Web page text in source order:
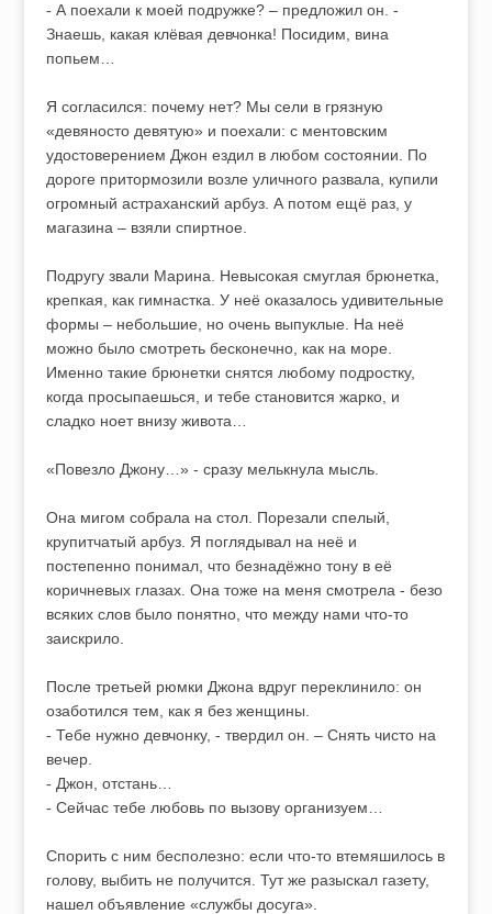
- А поехали к моей подружке? – предложил он. -
Знаешь, какая клёвая девчонка! Посидим, вина
попьем…
Я согласился: почему нет? Мы сели в грязную
«девяносто девятую» и поехали: с ментовским
удостоверением Джон ездил в любом состоянии. По
дороге притормозили возле уличного развала, купили
огромный астраханский арбуз. А потом ещё раз, у
магазина – взяли спиртное.
Подругу звали Марина. Невысокая смуглая брюнетка,
крепкая, как гимнастка. У неё оказалось удивительные
формы – небольшие, но очень выпуклые. На неё
можно было смотреть бесконечно, как на море.
Именно такие брюнетки снятся любому подростку,
когда просыпаешься, и тебе становится жарко, и
сладко ноет внизу живота…
«Повезло Джону…» - сразу мелькнула мысль.
Она мигом собрала на стол. Порезали спелый,
крупитчатый арбуз. Я поглядывал на неё и
постепенно понимал, что безнадёжно тону в её
коричневых глазах. Она тоже на меня смотрела - безо
всяких слов было понятно, что между нами что-то
заискрило.
После третьей рюмки Джона вдруг переклинило: он
озаботился тем, как я без женщины.
- Тебе нужно девчонку, - твердил он. – Снять чисто на
вечер.
- Джон, отстань…
- Сейчас тебе любовь по вызову организуем…
Спорить с ним бесполезно: если что-то втемяшилось в
голову, выбить не получится. Тут же разыскал газету,
нашел объявление «службы досуга».